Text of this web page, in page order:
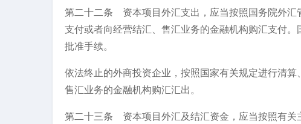
第二十二条 资本项目外汇支出，应当按照国务院外汇
支付或者向经营结汇、售汇业务的金融机构购汇支付
批准手续。
依法终止的外商投资企业，按照国家有关规定进行清
售汇业务的金融机构购汇汇出。
第二十三条 资本项目外汇及结汇资金，应当按照有关